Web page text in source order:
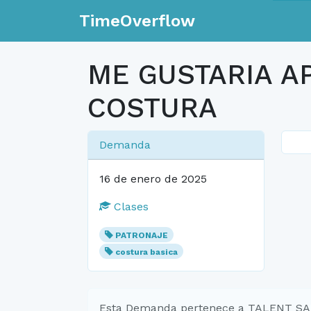
TimeOverflow
ME GUSTARIA
COSTURA
Demanda
16 de enero de 2025
Clases
PATRONAJE
costura basica
Esta Demanda pertenece a TALENT